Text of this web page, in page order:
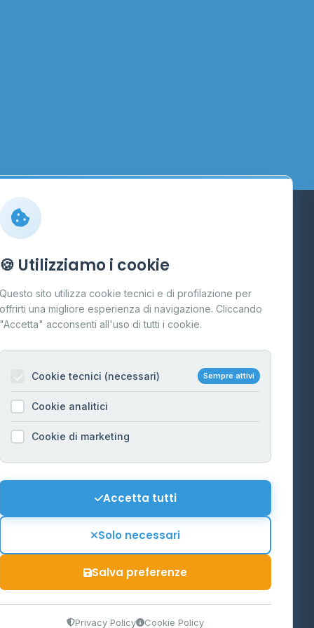
Alto
Contatti
Per gestori
Informazioni legali
Privacy Policy
Cookie Policy
Mappa del sito
Contattaci
🍪 Utilizziamo i cookie
Questo sito utilizza cookie tecnici e di profilazione per
offrirti una migliore esperienza di navigazione. Cliccando
"Accetta" acconsenti all'uso di tutti i cookie.
Cookie tecnici (necessari) Sempre attivi
Cookie analitici
Cookie di marketing
Accetta tutti
Solo necessari
Salva preferenze
Privacy Policy Cookie Policy